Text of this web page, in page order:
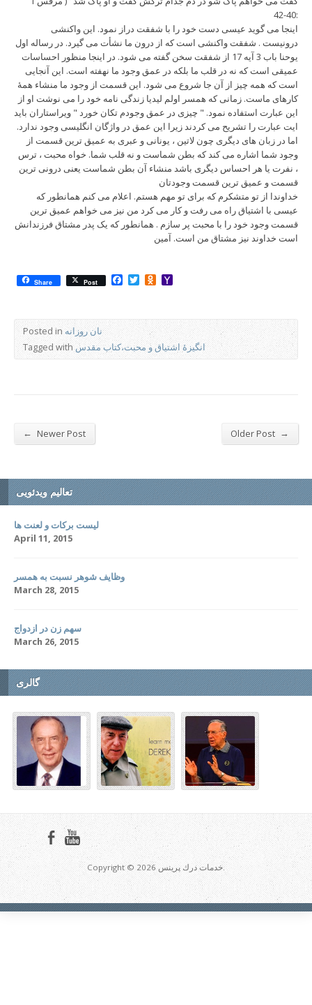
:40-42
اینجا می گوید عیسی دست خود را با شفقت دراز نمود. این واکنشی
درونیست . شفقت واکنشی است که از درون ما نشأت می گیرد. در رساله اول
یوحنا باب 3 آیه 17 از شفقت سخن گفته می شود. در اینجا منظور احساسات
عمیقی است که نه در قلب ما بلکه در عمق وجود ما نهفته است. این آنجایی
است که همه چیز از آن جا شروع می شود. این قسمت از وجود ما منشاء همۀ
کارهای ماست. زمانی که همسر اولم لیدیا زندگی نامه خود را می نوشت او از
این عبارت استفاده نمود. " چیزی در عمق وجودم تکان خورد " ویراستاران باید
ایت عبارت را تشریح می کردند زیرا این عمق در واژگان انگلیسی وجود ندارد.
اما در زبان های دیگری چون لاتین ، یونانی و عبری به عمیق ترین قسمت از
وجود شما اشاره می کند که بطن شماست و نه قلب شما. خواه محبت ، ترس
، نفرت یا هر احساس دیگری باشد منشاء آن بطن شماست یعنی درونی ترین
قسمت و عمیق ترین قسمت وجودتان
خداوندا از تو متشکرم که برای تو مهم هستم. اعلام می کنم همانطور که
عیسی با اشتیاق راه می رفت و کار می کرد من نیز می خواهم عمیق ترین
قسمت وجود خود را با محبت پر سازم . همانطور که یک پدر مشتاق فرزندانش
است خداوند نیز مشتاق من است. آمین
Share Post Facebook
TwitterOdnoklassniki
Posted in نان روزانه
Tagged withانگیزۀ اشتیاق و محبت،کتاب مقدس
← Newer Post Older Post →
تعالیم ویدئویی
لیست برکات و لعنت ها
April 11, 2015
وظایف شوهر نسبت به همسر
March 28, 2015
سهم زن در ازدواج
March 26, 2015
گالری
Copyright © 2026 خدمات درك پرينس.